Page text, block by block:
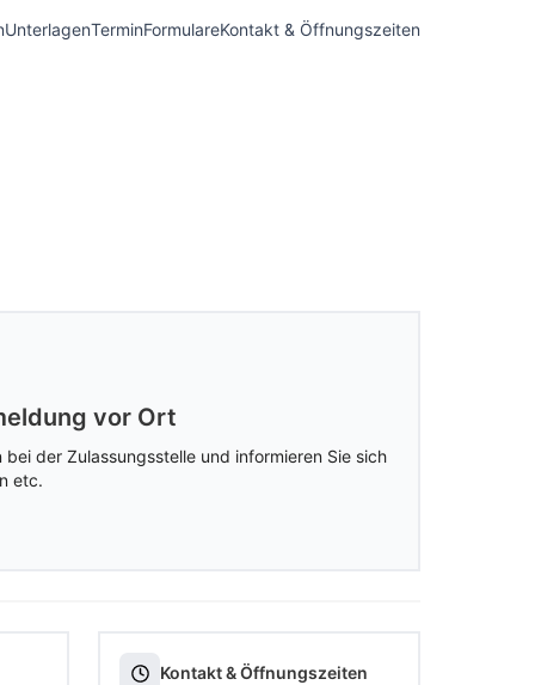
UnterlagenTerminFormulareKontakt & Öffnungszeiten
vor Ort
bei der Zulassungsstelle und informieren Sie sich
etc.
Kontakt & Öffnungszeiten